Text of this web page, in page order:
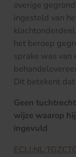
overige
ingesteld van
het beroep
sprake was van
Dit betekent
Geen
wijze waarop
ingevuld